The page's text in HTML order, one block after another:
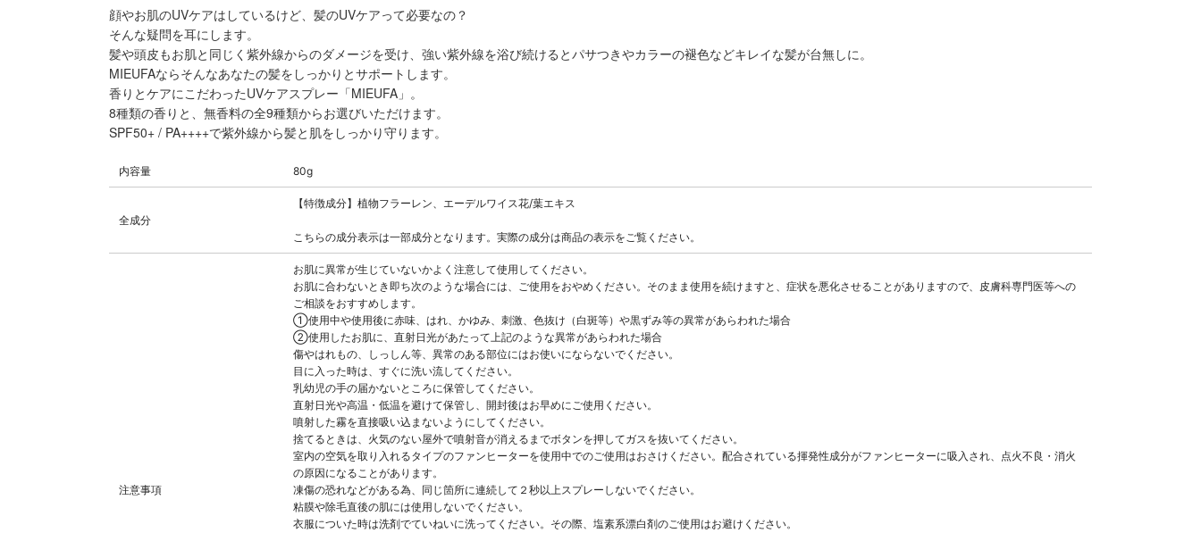
顔やお肌のUVケアはしているけど、髪のUVケアって必要なの？
そんな疑問を耳にします。
髪や頭皮もお肌と同じく紫外線からのダメージを受け、強い紫外線を浴び続けるとパサつきやカラーの褪色などキレイな髪が台無しに。
MIEUFAならそんなあなたの髪をしっかりとサポートします。
香りとケアにこだわったUVケアスプレー「MIEUFA」。
8種類の香りと、無香料の全9種類からお選びいただけます。
SPF50+ / PA++++で紫外線から髪と肌をしっかり守ります。
内容量 80g
全成分
【特徴成分】植物フラーレン、エーデルワイス花/葉エキス
こちらの成分表示は一部成分となります。実際の成分は商品の表示をご覧ください。
注意事項
お肌に異常が生じていないかよく注意して使用してください。
お肌に合わないとき即ち次のような場合には、ご使用をおやめください。そのまま使用を続けますと、症状を悪化させることがありますので、皮膚科専門医等への
ご相談をおすすめします。
①使用中や使用後に赤味、はれ、かゆみ、刺激、色抜け（白斑等）や黒ずみ等の異常があらわれた場合
②使用したお肌に、直射日光があたって上記のような異常があらわれた場合
傷やはれもの、しっしん等、異常のある部位にはお使いにならないでください。
目に入った時は、すぐに洗い流してください。
乳幼児の手の届かないところに保管してください。
直射日光や高温・低温を避けて保管し、開封後はお早めにご使用ください。
噴射した霧を直接吸い込まないようにしてください。
捨てるときは、火気のない屋外で噴射音が消えるまでボタンを押してガスを抜いてください。
室内の空気を取り入れるタイプのファンヒーターを使用中でのご使用はおさけください。配合されている揮発性成分がファンヒーターに吸入され、点火不良・消火
の原因になることがあります。
凍傷の恐れなどがある為、同じ箇所に連続して２秒以上スプレーしないでください。
粘膜や除毛直後の肌には使用しないでください。
衣服についた時は洗剤でていねいに洗ってください。その際、塩素系漂白剤のご使用はお避けください。